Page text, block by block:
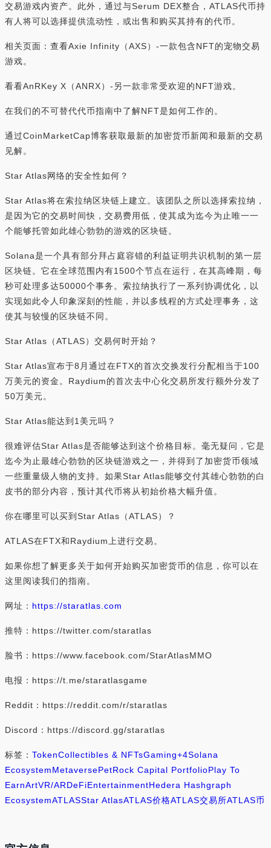
交易游戏内资产。此外，通过与Serum DEX整合，ATLAS代币持
有人将可以选择提供流动性，或出售和购买其持有的代币。
相关页面：查看Axie Infinity（AXS）-一款包含NFT的宠物交易
游戏。
看看AnRKey X（ANRX）-另一款非常受欢迎的NFT游戏。
在我们的不可替代代币指南中了解NFT是如何工作的。
通过CoinMarketCap博客获取最新的加密货币新闻和最新的交易
见解。
Star Atlas网络的安全性如何？
Star Atlas将在索拉纳区块链上建立。该团队之所以选择索拉纳，
是因为它的交易时间快，交易费用低，使其成为迄今为止唯一一
个能够托管如此雄心勃勃的游戏的区块链。
Solana是一个具有部分拜占庭容错的利益证明共识机制的第一层
区块链。它在全球范围内有1500个节点在运行，在其高峰期，每
秒可处理多达50000个事务。索拉纳执行了一系列协调优化，以
实现如此令人印象深刻的性能，并以多线程的方式处理事务，这
使其与较慢的区块链不同。
Star Atlas（ATLAS）交易何时开始？
Star Atlas宣布于8月通过在FTX的首次交换发行分配相当于100
万美元的资金。Raydium的首次去中心化交易所发行额外分发了
50万美元。
Star Atlas能达到1美元吗？
很难评估Star Atlas是否能够达到这个价格目标。毫无疑问，它是
迄今为止最雄心勃勃的区块链游戏之一，并得到了加密货币领域
一些重量级人物的支持。如果Star Atlas能够交付其雄心勃勃的白
皮书的部分内容，预计其代币将从初始价格大幅升值。
你在哪里可以买到Star Atlas（ATLAS）？
ATLAS在FTX和Raydium上进行交易。
如果你想了解更多关于如何开始购买加密货币的信息，你可以在
这里阅读我们的指南。
网址： https://staratlas.com
推特：https://twitter.com/staratlas
脸书：https://www.facebook.com/StarAtlasMMO
电报：https://t.me/staratlasgame
Reddit：https://reddit.com/r/staratlas
Discord：https://discord.gg/staratlas
标签： TokenCollectibles & NFTsGaming+4Solana
EcosystemMetaversePetRock Capital PortfolioPlay To
EarnArtVR/ARDeFiEntertainmentHedera Hashgraph
EcosystemATLASStar AtlasATLAS价格ATLAS交易所ATLAS币